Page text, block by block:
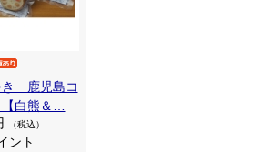
き 鹿児島コ
白熊＆…
（税込）
ント